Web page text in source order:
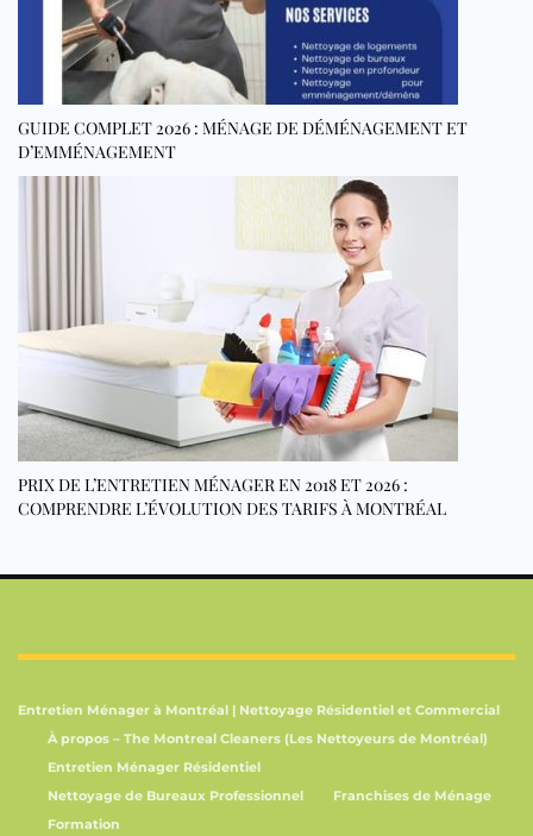
GUIDE COMPLET 2026 : MÉNAGE DE DÉMÉNAGEMENT ET
D’EMMÉNAGEMENT
PRIX DE L’ENTRETIEN MÉNAGER EN 2018 ET 2026 :
COMPRENDRE L’ÉVOLUTION DES TARIFS À MONTRÉAL
Entretien Ménager à Montréal | Nettoyage Résidentiel et Commercial
À propos – The Montreal Cleaners (Les Nettoyeurs de Montréal)
Entretien Ménager Résidentiel
Nettoyage de Bureaux Professionnel
Franchises de Ménage
Formation